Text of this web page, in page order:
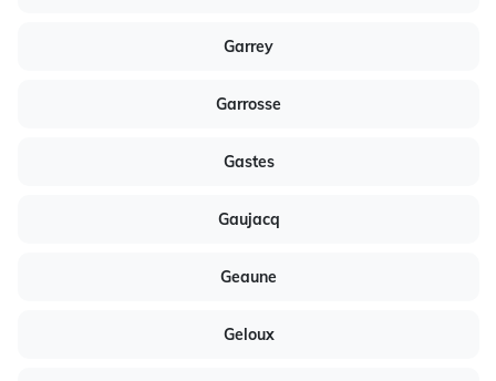
Garrey
Garrosse
Gastes
Gaujacq
Geaune
Geloux